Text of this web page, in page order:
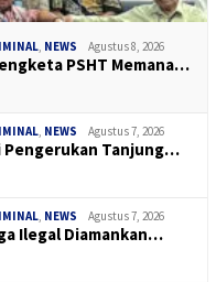
, NEWS Agustus 8, 2026
PSHT Memana…
, NEWS Agustus 7, 2026
Pengerukan Tanjung…
, NEWS Agustus 7, 2026
Ilegal Diamankan…